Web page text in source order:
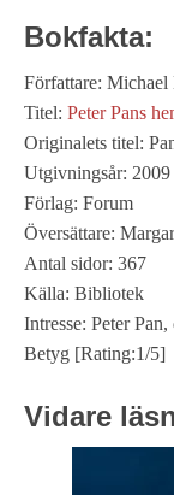
Bokfakta:
Författare:
Titel: Peter Pans
Originalets titel:
Utgivningsår: 2009
Förlag: Forum
Översättare:
Antal sidor: 367
Källa: Bibliotek
Intresse: Peter
Betyg [Rating:1/5]
Vidare